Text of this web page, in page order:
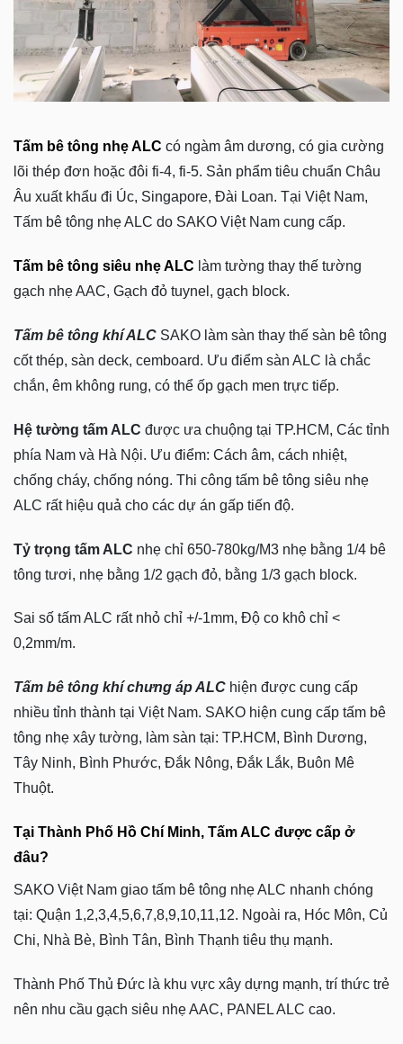
Tấm bê tông nhẹ ALC có ngàm âm dương, có gia cường
lõi thép đơn hoặc đôi fi-4, fi-5. Sản phẩm tiêu chuẩn Châu
Âu xuất khẩu đi Úc, Singapore, Đài Loan. Tại Việt Nam,
Tấm bê tông nhẹ ALC do SAKO Việt Nam cung cấp.
Tấm bê tông siêu nhẹ ALC làm tường thay thế tường
gạch nhẹ AAC, Gạch đỏ tuynel, gạch block.
Tấm bê tông khí ALC SAKO làm sàn thay thế sàn bê tông
cốt thép, sàn deck, cemboard. Ưu điểm sàn ALC là chắc
chắn, êm không rung, có thể ốp gạch men trực tiếp.
Hệ tường tấm ALC được ưa chuộng tại TP.HCM, Các tỉnh
phía Nam và Hà Nội. Ưu điểm: Cách âm, cách nhiệt,
chống cháy, chống nóng. Thi công tấm bê tông siêu nhẹ
ALC rất hiệu quả cho các dự án gấp tiến độ.
Tỷ trọng tấm ALC nhẹ chỉ 650-780kg/M3 nhẹ bằng 1/4 bê
tông tươi, nhẹ bằng 1/2 gạch đỏ, bằng 1/3 gạch block.
Sai số tấm ALC rất nhỏ chỉ +/-1mm, Độ co khô chỉ <
0,2mm/m.
Tấm bê tông khí chưng áp ALC hiện được cung cấp
nhiều tỉnh thành tại Việt Nam. SAKO hiện cung cấp tấm bê
tông nhẹ xây tường, làm sàn tại: TP.HCM, Bình Dương,
Tây Ninh, Bình Phước, Đắk Nông, Đắk Lắk, Buôn Mê
Thuột.
Tại Thành Phố Hồ Chí Minh, Tấm ALC được cấp ở
đâu?
SAKO Việt Nam giao tấm bê tông nhẹ ALC nhanh chóng
tại: Quận 1,2,3,4,5,6,7,8,9,10,11,12. Ngoài ra, Hóc Môn, Củ
Chi, Nhà Bè, Bình Tân, Bình Thạnh tiêu thụ mạnh.
Thành Phố Thủ Đức là khu vực xây dựng mạnh, trí thức trẻ
nên nhu cầu gạch siêu nhẹ AAC, PANEL ALC cao.